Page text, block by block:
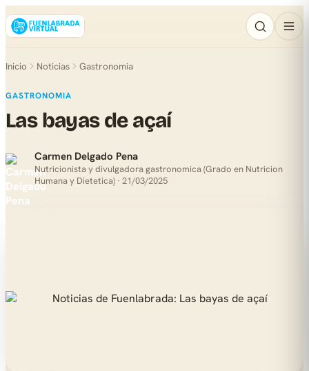
Inicio Noticias Gastronomia
GASTRONOMIA
Las bayas de açaí
Carmen Delgado Pena
Nutricionista y divulgadora gastronomica (Grado en Nutricion
Humana y Dietetica) · 21/03/2025